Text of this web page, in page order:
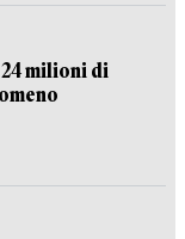
24 milioni di